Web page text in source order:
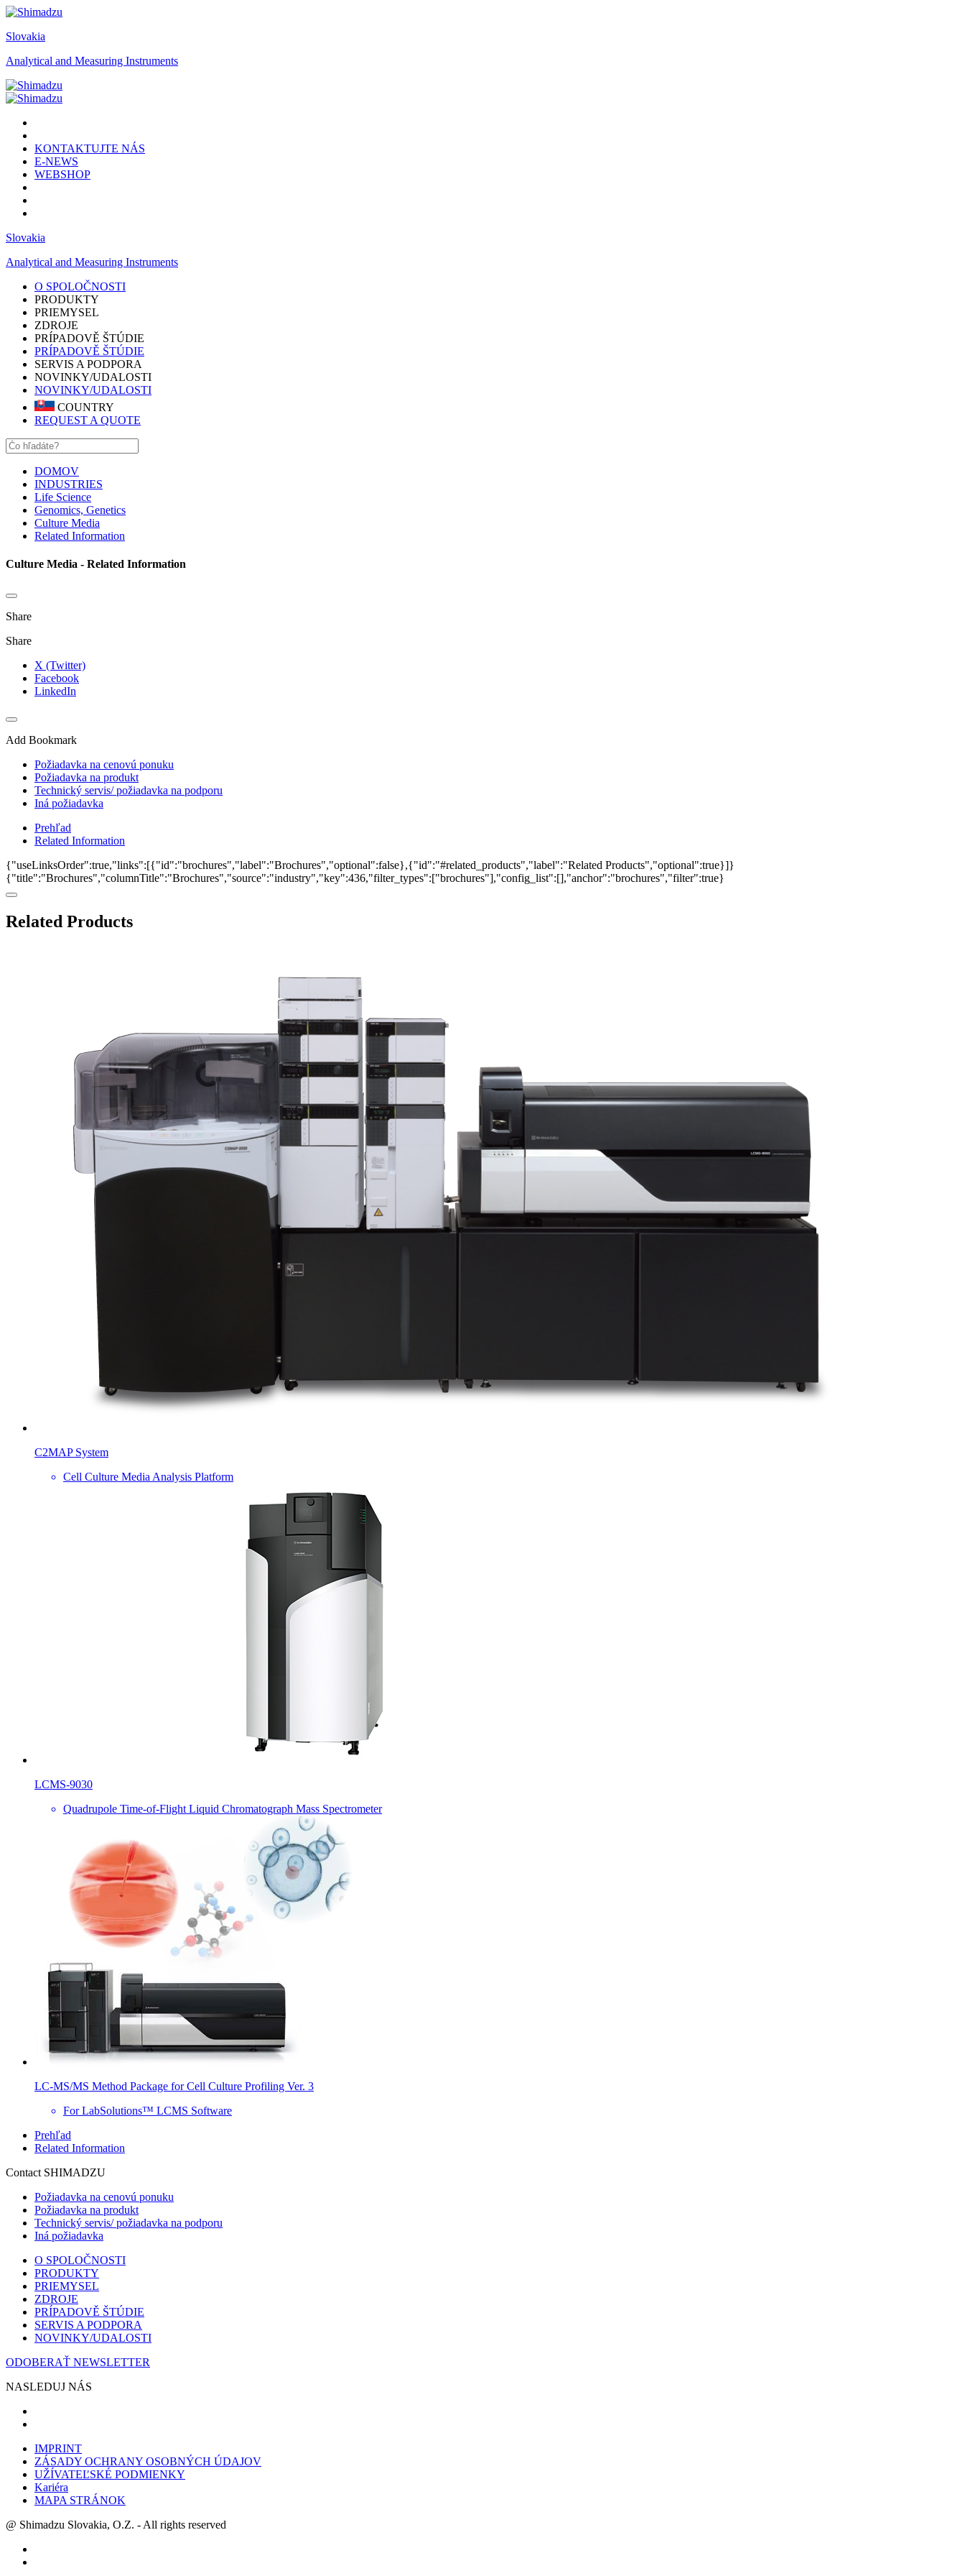
Slovakia
Analytical and Measuring Instruments
KONTAKTUJTE NÁS
E-NEWS
WEBSHOP
Slovakia
Analytical and Measuring Instruments
O SPOLOČNOSTI
PRODUKTY
PRIEMYSEL
ZDROJE
PRÍPADOVĚ ŠTÚDIE
PRÍPADOVĚ ŠTÚDIE
SERVIS A PODPORA
NOVINKY/UDALOSTI
NOVINKY/UDALOSTI
COUNTRY
REQUEST A QUOTE
DOMOV
INDUSTRIES
Life Science
Genomics, Genetics
Culture Media
Related Information
Culture Media - Related Information
Share
Share
X (Twitter)
Facebook
LinkedIn
Add Bookmark
Požiadavka na cenovú ponuku
Požiadavka na produkt
Technický servis/ požiadavka na podporu
Iná požiadavka
Prehľad
Related Information
{"useLinksOrder":true,"links":[{"id":"brochures","label":"Brochures","optional":false},{"id":"#related_products","label":"Related Products","optional":true}]}
{"title":"Brochures","columnTitle":"Brochures","source":"industry","key":436,"filter_types":["brochures"],"config_list":[],"anchor":"brochures","filter":true}
Related Products
C2MAP System
Cell Culture Media Analysis Platform
LCMS-9030
Quadrupole Time-of-Flight Liquid Chromatograph Mass Spectrometer
LC-MS/MS Method Package for Cell Culture Profiling Ver. 3
For LabSolutions™ LCMS Software
Prehľad
Related Information
Contact SHIMADZU
Požiadavka na cenovú ponuku
Požiadavka na produkt
Technický servis/ požiadavka na podporu
Iná požiadavka
O SPOLOČNOSTI
PRODUKTY
PRIEMYSEL
ZDROJE
PRÍPADOVĚ ŠTÚDIE
SERVIS A PODPORA
NOVINKY/UDALOSTI
ODOBERAŤ NEWSLETTER
NASLEDUJ NÁS
IMPRINT
ZÁSADY OCHRANY OSOBNÝCH ÚDAJOV
UŽÍVATEĽSKÉ PODMIENKY
Kariéra
MAPA STRÁNOK
@ Shimadzu Slovakia, O.Z. - All rights reserved